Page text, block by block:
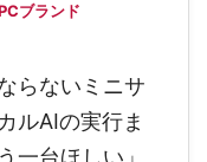
ブランド
らないミニサ
ルAIの実行ま
一台ほしい」